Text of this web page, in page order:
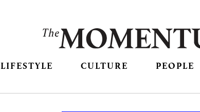
LIFESTYLE CULTURE PEOPLE